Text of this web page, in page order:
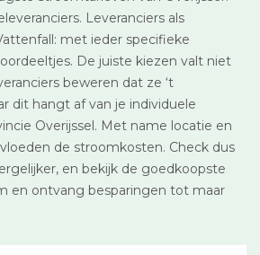
Leveranciers als
met ieder specifieke
De juiste kiezen valt niet
beweren dat ze ‘t
dit hangt af van je individuele
Overijssel. Met name locatie en
de stroomkosten. Check dus
en bekijk de goedkoopste
en ontvang besparingen tot maar